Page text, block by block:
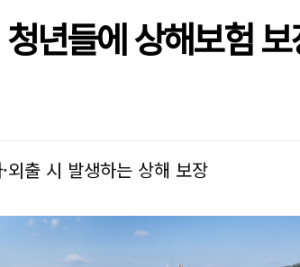
청년들에 상해보험
외출 시 발생하는 상해 보장